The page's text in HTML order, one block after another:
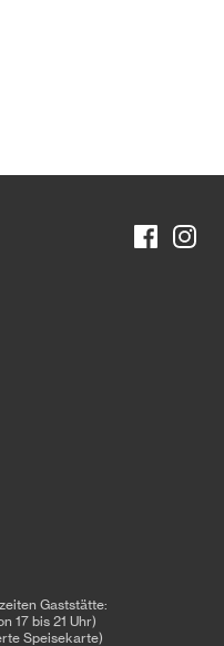
Gaststätte:
17 bis 21 Uhr)
Speisekarte)